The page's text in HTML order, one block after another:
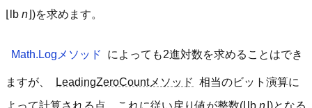
⌊lb n ⌋)を求めます。
Math.Logメソッド によっても2進対数を求めることはでき
ますが、 LeadingZeroCountメソッド 相当のビット演算に